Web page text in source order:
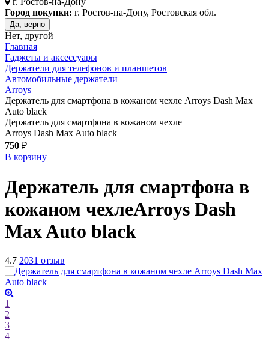
Город покупки: г. Ростов-на-Дону, Ростовская обл.
Да, верно
Нет, другой
Главная
Гаджеты и аксессуары
Держатели для телефонов и планшетов
Автомобильные держатели
Arroys
Держатель для смартфона в кожаном чехле Arroys Dash Max
Auto black
Держатель для смартфона в кожаном чехле
Arroys Dash Max Auto black
750 ₽
В корзину
Держатель для смартфона в
кожаном чехлеArroys Dash
Max Auto black
4.7 2031 отзыв
1
2
3
4